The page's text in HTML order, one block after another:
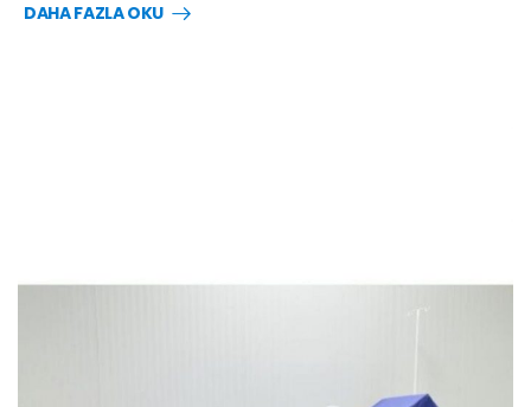
DAHA FAZLA OKU